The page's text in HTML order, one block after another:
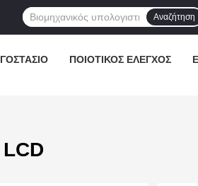
Αναζήτηση
ΠΟΙΟΤΙΚΌΣ ΈΛΕΓΧΟΣ